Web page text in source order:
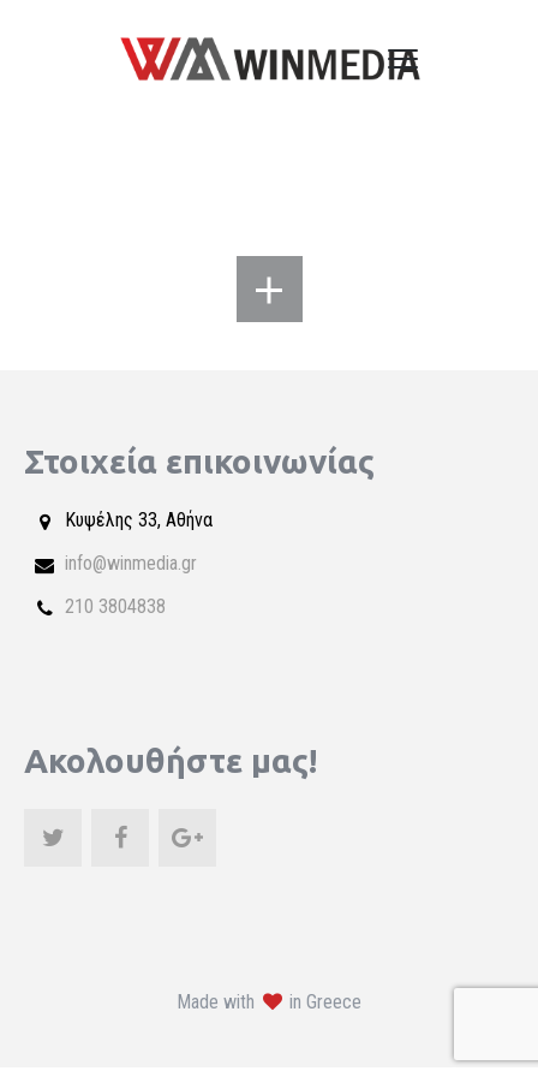
Στοιχεία επικοινωνίας
Κυψέλης 33, Αθήνα
info@winmedia.gr
210 3804838
Ακολουθήστε μας!
Made with in Greece